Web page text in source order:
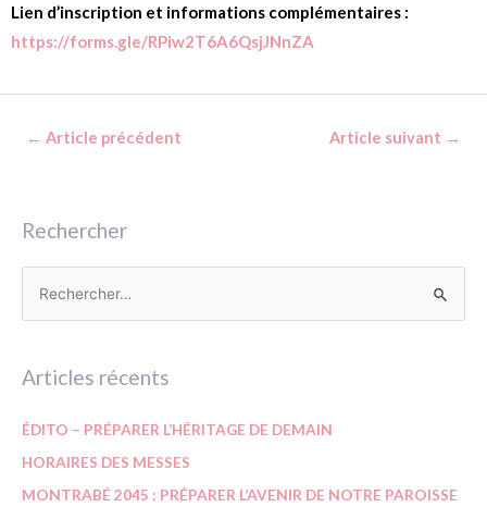
Lien d’inscription et informations complémentaires :
https://forms.gle/RPiw2T6A6QsjJNnZA
← Article précédent Article suivant →
Rechercher
Articles récents
ÉDITO – PRÉPARER L’HÉRITAGE DE DEMAIN
HORAIRES DES MESSES
MONTRABÉ 2045 : PRÉPARER L’AVENIR DE NOTRE PAROISSE